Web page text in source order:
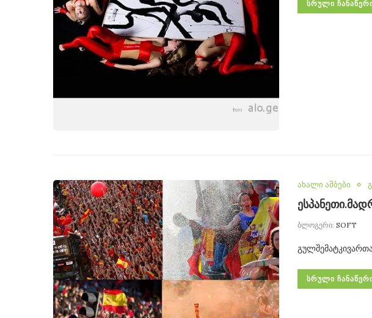
ᲡᲠᲣᲚᲘ
ახალი ამბები
ბლოგერი: SOFT
ᲡᲠᲣᲚᲘ